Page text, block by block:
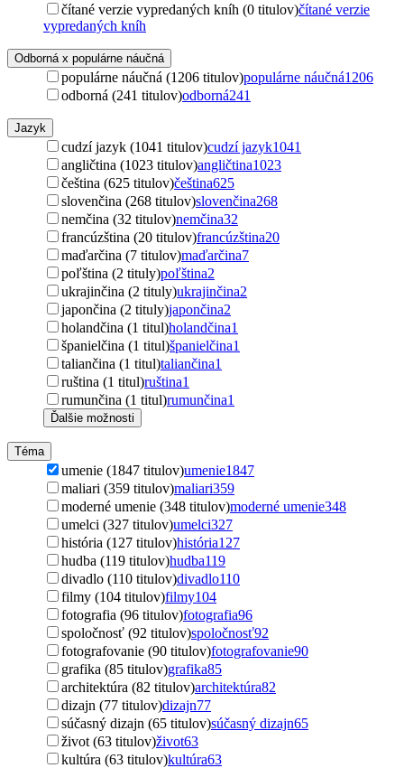
čítané verzie vypredaných kníh (0 titulov)čítané verzie
vypredaných kníh
Odborná x populárne náučná
populárne náučná (1206 titulov)populárne náučná1206
odborná (241 titulov)odborná241
Jazyk
cudzí jazyk (1041 titulov)cudzí jazyk1041
angličtina (1023 titulov)angličtina1023
čeština (625 titulov)čeština625
slovenčina (268 titulov)slovenčina268
nemčina (32 titulov)nemčina32
francúzština (20 titulov)francúzština20
maďarčina (7 titulov)maďarčina7
poľština (2 tituly)poľština2
ukrajinčina (2 tituly)ukrajinčina2
japončina (2 tituly)japončina2
holandčina (1 titul)holandčina1
španielčina (1 titul)španielčina1
taliančina (1 titul)taliančina1
ruština (1 titul)ruština1
rumunčina (1 titul)rumunčina1
Ďalšie možnosti
Téma
umenie (1847 titulov)umenie1847
maliari (359 titulov)maliari359
moderné umenie (348 titulov)moderné umenie348
umelci (327 titulov)umelci327
história (127 titulov)história127
hudba (119 titulov)hudba119
divadlo (110 titulov)divadlo110
filmy (104 titulov)filmy104
fotografia (96 titulov)fotografia96
spoločnosť (92 titulov)spoločnosť92
fotografovanie (90 titulov)fotografovanie90
grafika (85 titulov)grafika85
architektúra (82 titulov)architektúra82
dizajn (77 titulov)dizajn77
súčasný dizajn (65 titulov)súčasný dizajn65
život (63 titulov)život63
kultúra (63 titulov)kultúra63